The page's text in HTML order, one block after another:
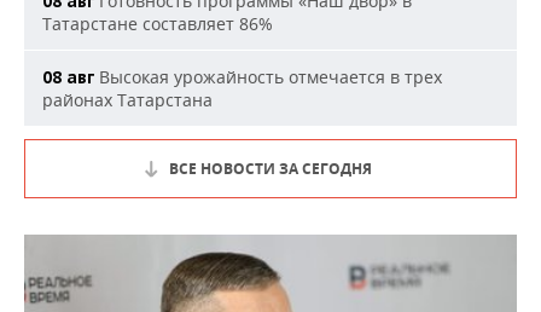
Татарстане составляет 86%
08 авг Высокая урожайность отмечается в трех
районах Татарстана
ВСЕ НОВОСТИ ЗА СЕГОДНЯ